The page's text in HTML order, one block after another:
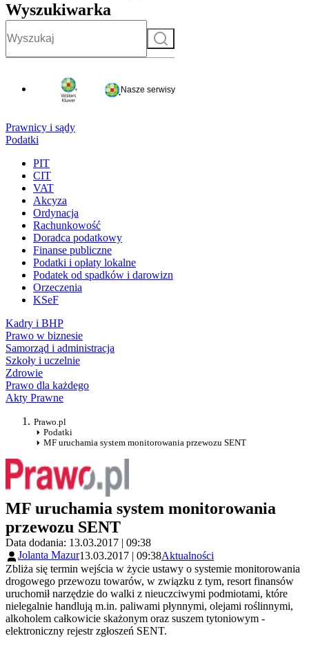
Wyszukiwarka
Szukaj
Nasze serwisy
Prawnicy i sądy
Podatki
PIT
CIT
VAT
Akcyza
Ordynacja
Rachunkowość
Doradca podatkowy
Finanse publiczne
Podatki i opłaty lokalne
Podatek od spadków i darowizn
Orzeczenia
KSeF
Kadry i BHP
Prawo w biznesie
Samorząd i administracja
Szkoły i uczelnie
Zdrowie
Prawo dla każdego
Akty Prawne
Prawo.pl
Podatki
MF uruchamia system monitorowania przewozu SENT
MF uruchamia system monitorowania
przewozu SENT
Data dodania: 13.03.2017 | 09:38
Jolanta Mazur13.03.2017 | 09:38Aktualności
Zbliża się termin wejścia w życie ustawy o systemie monitorowania
drogowego przewozu towarów, w związku z tym, resort finansów
uruchomił narzędzie do walki z nieuczciwymi podmiotami, które
nielegalnie handlują m.in. paliwami płynnymi, olejami roślinnymi,
alkoholem całkowicie skażonym oraz suszem tytoniowym -
elektroniczny rejestr zgłoszeń SENT.